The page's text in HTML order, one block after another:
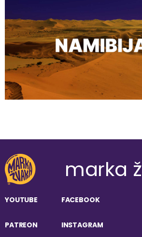
marka
YOUTUBE FACEBOOK
PATREON INSTAGRAM